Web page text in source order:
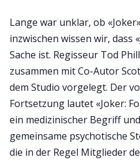
Lange war unklar, ob
inzwischen wissen wir, dass
Sache ist. Regisseur Tod
zusammen mit Co-Autor
dem Studio vorgelegt. Der
Fortsetzung lautet «Joker:
ein medizinischer Begriff
gemeinsame psychotische
die in der Regel Mitglieder